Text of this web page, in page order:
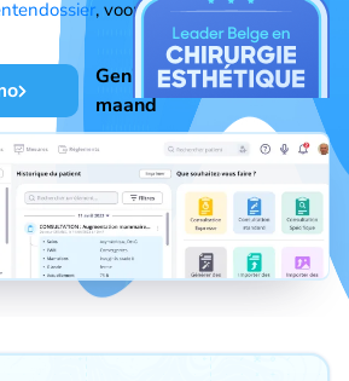
, voor een vlotte dagelijkse
Geniet van een gratis
maand